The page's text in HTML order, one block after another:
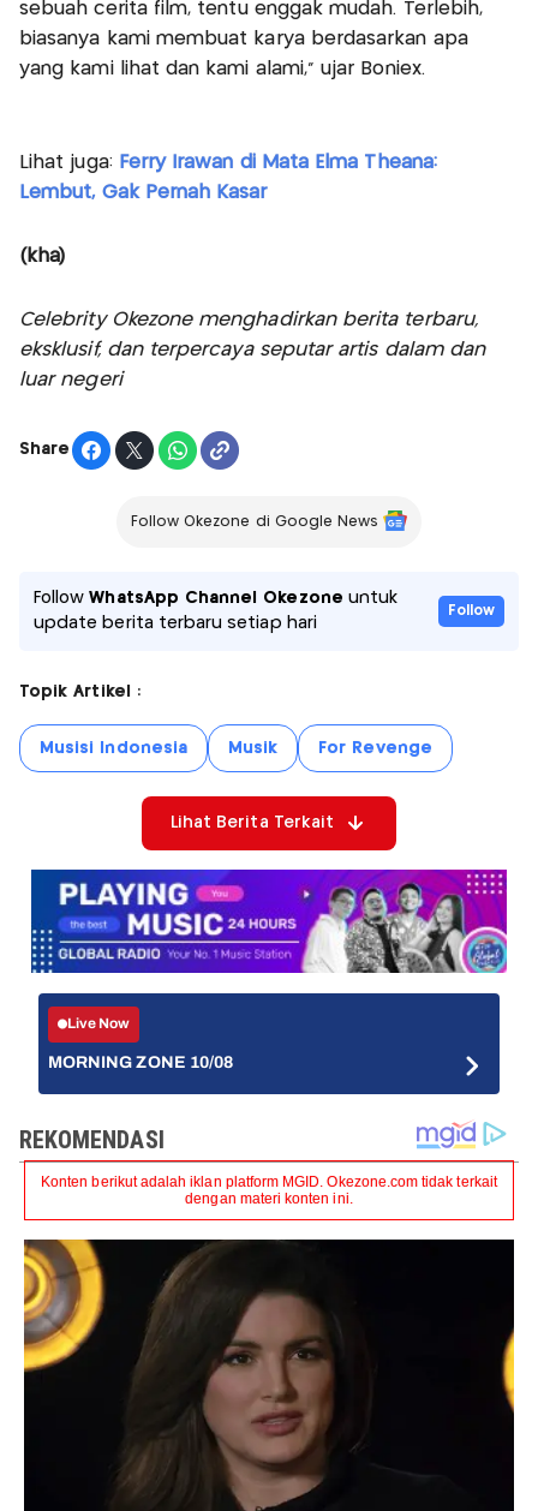
sebuah cerita film, tentu enggak mudah. Terlebih,
biasanya kami membuat karya berdasarkan apa
yang kami lihat dan kami alami," ujar Boniex.
Lihat juga: Ferry Irawan di Mata Elma Theana:
Lembut, Gak Pernah Kasar
(kha)
Celebrity Okezone menghadirkan berita terbaru,
eksklusif, dan terpercaya seputar artis dalam dan
luar negeri
Share
Follow Okezone di Google News
FollowWhatsApp Channel Okezone untuk
update berita terbaru setiap hari
Follow
Topik Artikel :
Musisi Indonesia Musik For Revenge
Lihat Berita Terkait
Live Now
MORNING ZONE 10/08